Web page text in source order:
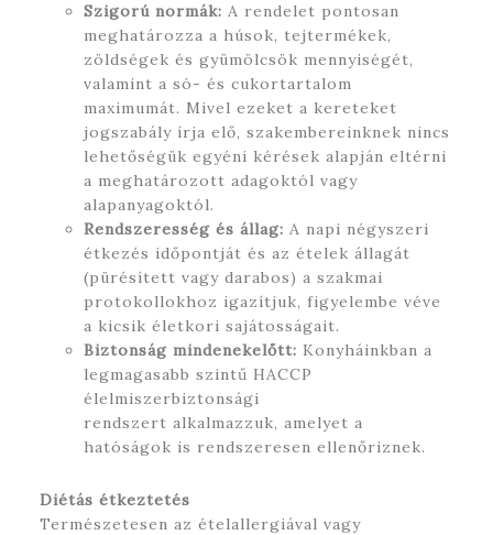
Szigorú normák: A rendelet pontosan
meghatározza a húsok, tejtermékek,
zöldségek és gyümölcsök mennyiségét,
valamint a só- és cukortartalom
maximumát. Mivel ezeket a kereteket
jogszabály írja elő, szakembereinknek nincs
lehetőségük egyéni kérések alapján eltérni
a meghatározott adagoktól vagy
alapanyagoktól.
Rendszeresség és állag: A napi négyszeri
étkezés időpontját és az ételek állagát
(pürésített vagy darabos) a szakmai
protokollokhoz igazítjuk, figyelembe véve
a kicsik életkori sajátosságait.
Biztonság mindenekelőtt: Konyháinkban a
legmagasabb szintű HACCP
élelmiszerbiztonsági
rendszert alkalmazzuk, amelyet a
hatóságok is rendszeresen ellenőriznek.
Diétás étkeztetés
Természetesen az ételallergiával vagy